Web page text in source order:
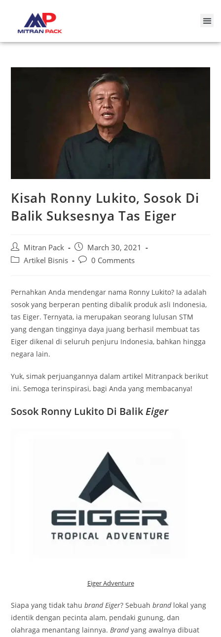
Kisah Ronny Lukito, Sosok Di
Balik Suksesnya Tas Eiger
Mitran Pack
March 30, 2021
Artikel Bisnis
0 Comments
Pernahkan Anda mendengar nama Ronny Lukito? Ia adalah
sosok yang berperan penting dibalik produk asli Indonesia,
tas Eiger. Ternyata, ia merupakan seorang lulusan STM
yang dengan tingginya daya juang berhasil membuat tas
Eiger dikenal di seluruh penjuru Indonesia, bahkan hingga
negara lain.
Yuk, simak perjuangannya dalam artikel Mitranpack berikut
ini. Semoga terinspirasi, bagi Anda yang membacanya!
Sosok Ronny Lukito Di BalikEiger
Eiger Adventure
Siapa yang tidak tahubrand Eiger? Sebuahbrandlokal yang
identik dengan pecinta alam, pendaki gunung, dan
olahraga menantang lainnya.Brandyang awalnya dibuat